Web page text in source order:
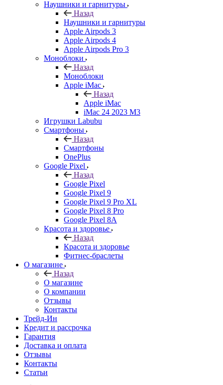
Наушники и гарнитуры
Назад
Наушники и гарнитуры
Apple Airpods 3
Apple Airpods 4
Apple Airpods Pro 3
Моноблоки
Назад
Моноблоки
Apple iMac
Назад
Apple iMac
iMac 24 2023 M3
Игрушки Labubu
Смартфоны
Назад
Смартфоны
OnePlus
Google Pixel
Назад
Google Pixel
Google Pixel 9
Google Pixel 9 Pro XL
Google Pixel 8 Pro
Google Pixel 8A
Красота и здоровье
Назад
Красота и здоровье
Фитнес-браслеты
О магазине
Назад
О магазине
О компании
Отзывы
Контакты
Трейд-Ин
Кредит и рассрочка
Гарантия
Доставка и оплата
Отзывы
Контакты
Статьи